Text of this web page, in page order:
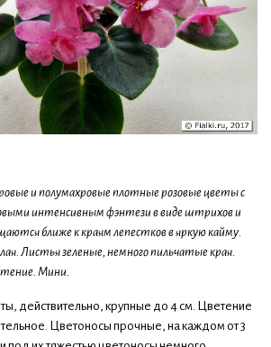
и полумахровые плотные розовые цветы с
интенсивным фэнтези в виде штрихов и
ближе к краям лепестков в яркую кайму.
Листья зеленые, немного пильчатые края.
Мини.
действительно, крупные до 4 см. Цветение
Цветоносы прочные, на каждом от 3